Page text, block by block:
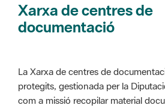
Xarxa de centres de
documentació
La Xarxa de centres de
protegits, gestionada per la
com a missió recopilar material